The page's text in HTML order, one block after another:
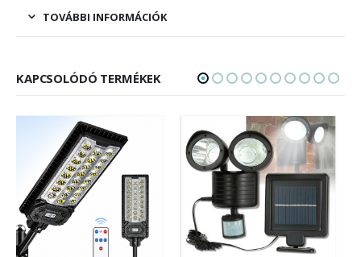
TOVÁBBI INFORMÁCIÓK
KAPCSOLÓDÓ TERMÉKEK